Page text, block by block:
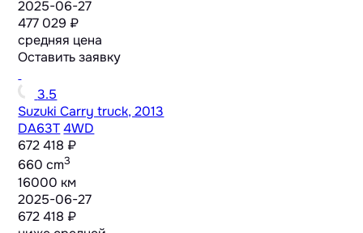
2025-06-27
477 029 ₽
средняя цена
Оставить заявку
3.5
Suzuki Carry truck, 2013
DA63T 4WD
672 418 ₽
660 cm3
16000 км
2025-06-27
672 418 ₽